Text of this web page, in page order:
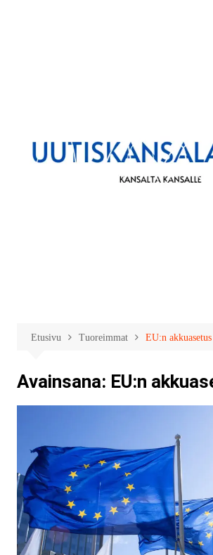
Etusivu Tuoreimmat EU:n akkuasetus
Avainsana: EU:n